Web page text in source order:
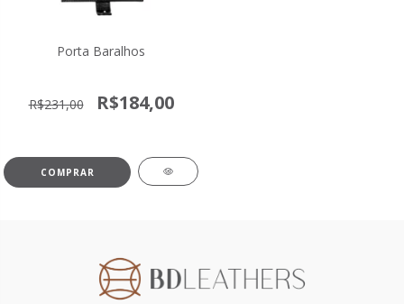
Porta Baralhos
R$231,00 R$184,00
COMPRAR